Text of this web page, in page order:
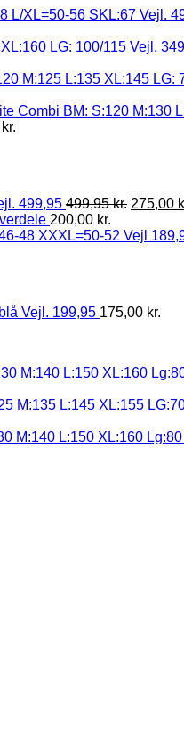
kr.
499,95 499,95kr. 275,00
200,00 kr.
Vejl. 199,95 175,00 kr.